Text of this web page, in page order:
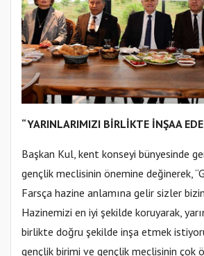
“YARINLARIMIZI BİRLİKTE İNŞAA
Başkan Kul, kent konseyi bünyesinde
gençlik meclisinin önemine değinerek,
Farsça hazine anlamına gelir sizler
Hazinemizi en iyi şekilde koruyarak,
birlikte doğru şekilde inşa etmek
gençlik birimi ve gençlik meclisinin çok